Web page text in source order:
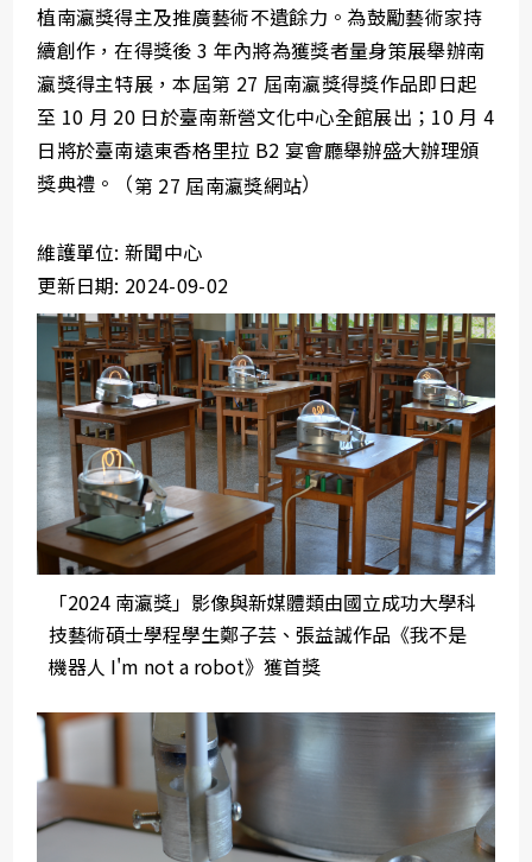
植南瀛獎得主及推廣藝術不遺餘力。為鼓勵藝術家持
續創作，在得獎後 3 年內將為獲獎者量身策展舉辦南
瀛獎得主特展，本屆第 27 屆南瀛獎得獎作品即日起
至 10 月 20 日於臺南新營文化中心全館展出；10 月 4
日將於臺南遠東香格里拉 B2 宴會廳舉辦盛大辦理頒
獎典禮。（第 27 屆南瀛獎網站）
維護單位: 新聞中心
更新日期: 2024-09-02
「2024 南瀛獎」影像與新媒體類由國立成功大學科
技藝術碩士學程學生鄭子芸、張益誠作品《我不是
機器人 I'm not a robot》獲首獎